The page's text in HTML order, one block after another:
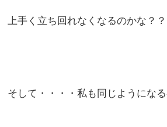
上手く立ち回れなくなるのかな？？
そして・・・・私も同じようにな